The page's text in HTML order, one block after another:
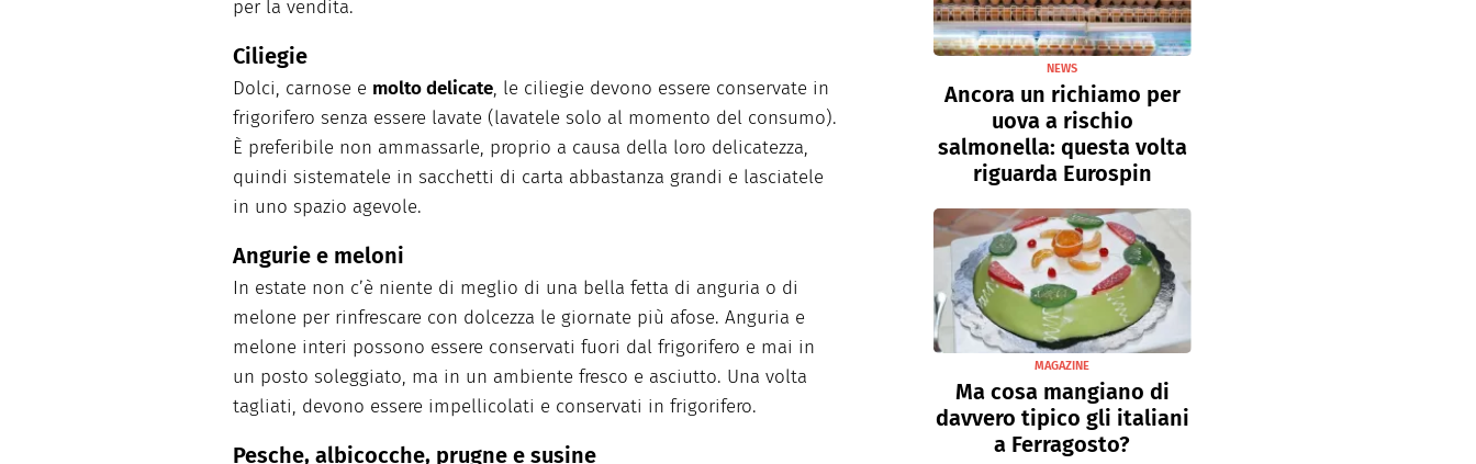
per la vendita.
Ciliegie
Dolci, carnose e molto delicate, le ciliegie devono essere conservate in
frigorifero senza essere lavate (lavatele solo al momento del consumo).
È preferibile non ammassarle, proprio a causa della loro delicatezza,
quindi sistematele in sacchetti di carta abbastanza grandi e lasciatele
in uno spazio agevole.
Angurie e meloni
In estate non c’è niente di meglio di una bella fetta di anguria o di
melone per rinfrescare con dolcezza le giornate più afose. Anguria e
melone interi possono essere conservati fuori dal frigorifero e mai in
un posto soleggiato, ma in un ambiente fresco e asciutto. Una volta
tagliati, devono essere impellicolati e conservati in frigorifero.
Pesche, albicocche, prugne e susine
NEWS
Ancora un richiamo per
uova a rischio
salmonella: questa volta
riguarda Eurospin
MAGAZINE
Ma cosa mangiano di
davvero tipico gli italiani
a Ferragosto?